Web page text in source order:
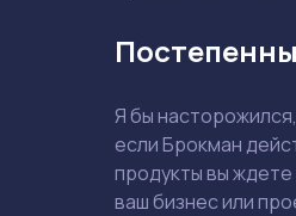
Я бы
если Брокман
продукты вы ждете
ваш бизнес или